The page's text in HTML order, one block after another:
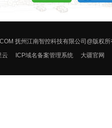
抚州江南智控科技有限公司@版权所
云 ICP域名备案管理系统 大疆官网